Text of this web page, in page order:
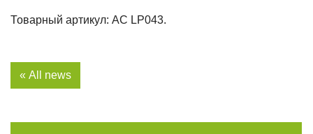
Товарный артикул: AC LP043.
« All news